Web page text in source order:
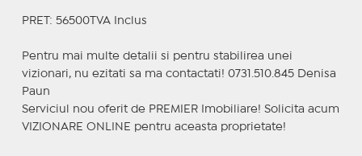
PRET: 56500TVA Inclus
Pentru mai multe detalii si pentru stabilirea unei
vizionari, nu ezitati sa ma contactati! 0731.510.845 Denisa
Paun
Serviciul nou oferit de PREMIER Imobiliare! Solicita acum
VIZIONARE ONLINE pentru aceasta proprietate!